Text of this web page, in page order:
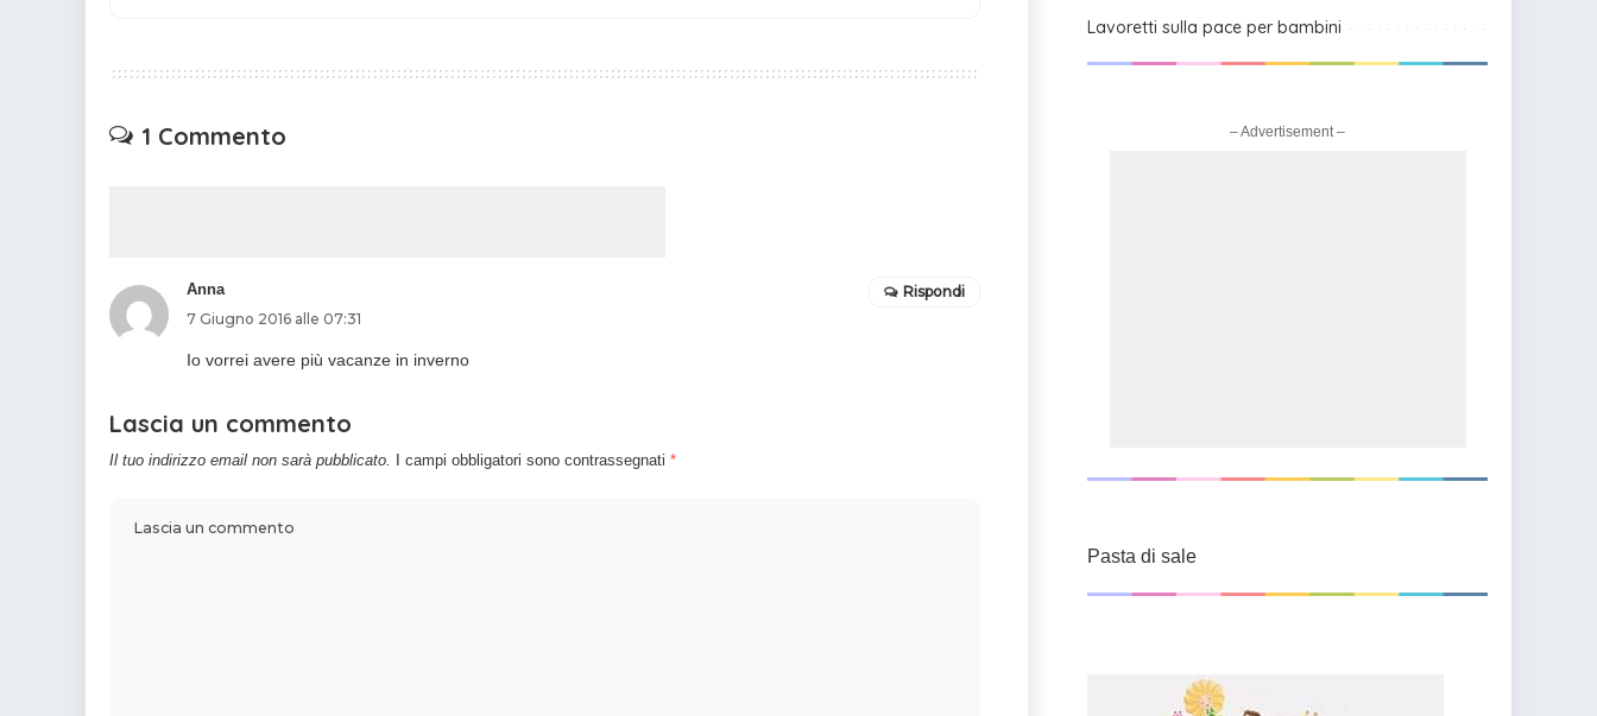
1 Commento
Anna
7 Giugno 2016 alle 07:31
Io vorrei avere più vacanze in inverno
Rispondi
Lascia un commento
Il tuo indirizzo email non sarà pubblicato. I campi obbligatori sono contrassegnati *
Lavoretti sulla pace per bambini
– Advertisement –
Pasta di sale